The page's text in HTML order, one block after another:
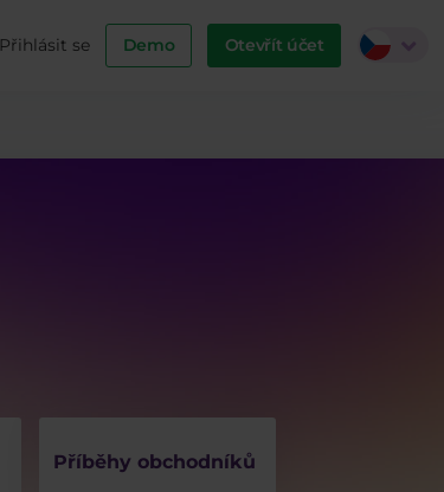
Přihlásit se Demo Otevřít účet
Příběhy obchodníků